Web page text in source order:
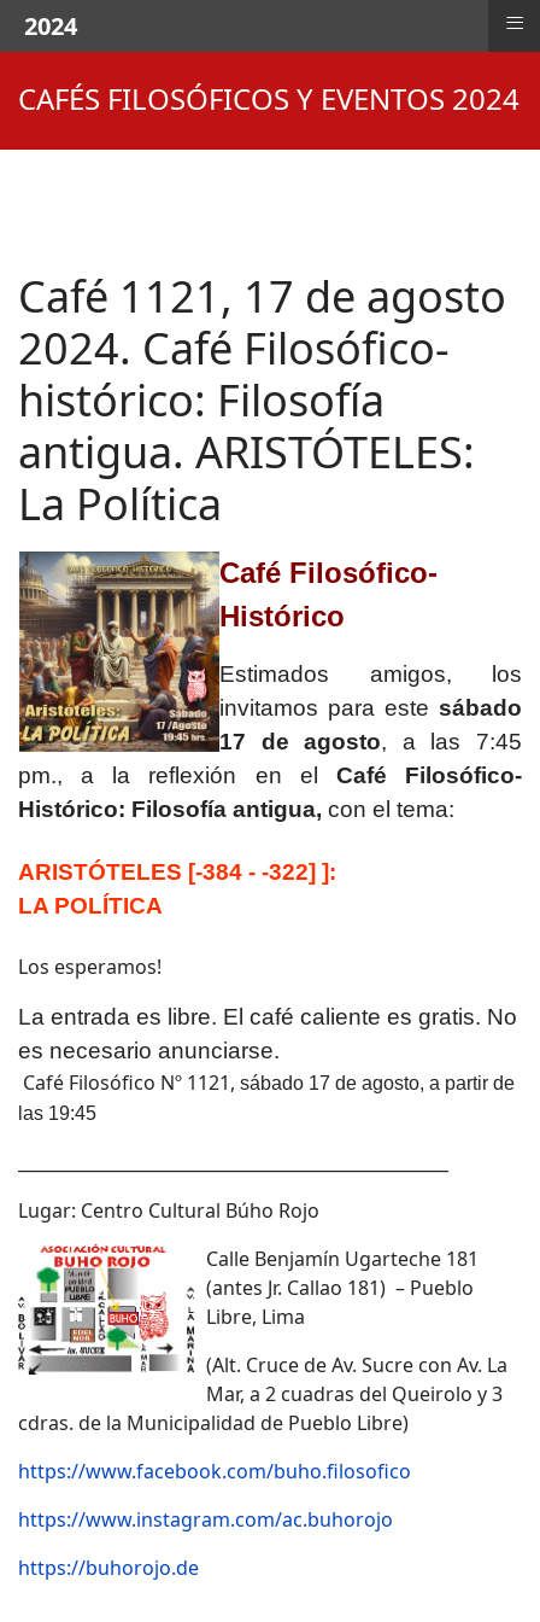
CAFÉS FILOSÓFICOS Y EVENTOS 2024
Café 1121, 17 de agosto
2024. Café Filosófico-
histórico: Filosofía
antigua. ARISTÓTELES:
La Política
Café Filosófico-
Histórico
Estimados amigos, los
invitamos para este sábado
17 de agosto, a las 7:45
pm., a la reflexión en el Café Filosófico-
Histórico: Filosofía antigua, con el tema:
ARISTÓTELES [-384 - -322] ]:
LA POLÍTICA
Los esperamos!
La entrada es libre. El café caliente es gratis. No
es necesario anunciarse.
Café Filosófico Nº 1121, sábado 17 de agosto, a partir de
las 19:45
Lugar: Centro Cultural Búho Rojo
Calle Benjamín Ugarteche 181
(antes Jr. Callao 181) – Pueblo
Libre, Lima
(Alt. Cruce de Av. Sucre con Av. La
Mar, a 2 cuadras del Queirolo y 3
cdras. de la Municipalidad de Pueblo Libre)
https://www.facebook.com/buho.filosofico
https://www.instagram.com/ac.buhorojo
https://buhorojo.de
2024 ≡